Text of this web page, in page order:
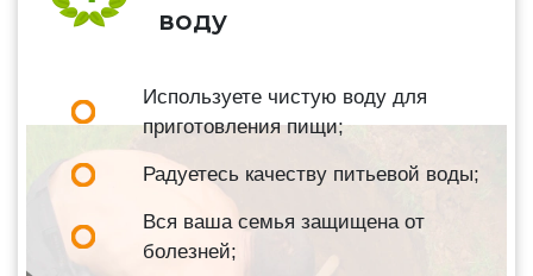
воду
Используете чистую воду для
приготовления пищи;
Радуетесь качеству питьевой воды;
Вся ваша семья защищена от
болезней;